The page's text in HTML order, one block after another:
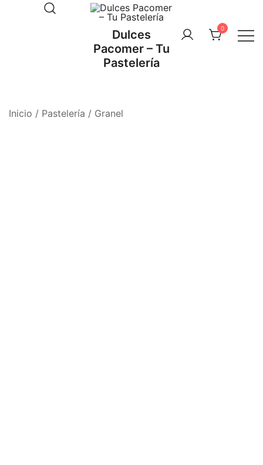
Dulces
Pacomer – Tu
Pastelería
0
Inicio / Pastelería / Granel